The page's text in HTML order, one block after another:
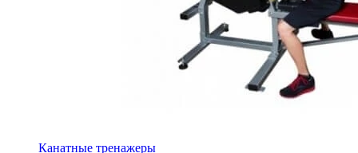
Канатные тренажеры